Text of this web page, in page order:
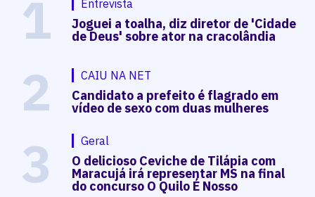
1 Entrevista
Joguei a toalha, diz diretor de 'Cidade
de Deus' sobre ator na cracolândia
2 CAIU NA NET
Candidato a prefeito é flagrado em
vídeo de sexo com duas mulheres
3 Geral
O delicioso Ceviche de Tilápia com
Maracujá irá representar MS na final
do concurso O Quilo É Nosso